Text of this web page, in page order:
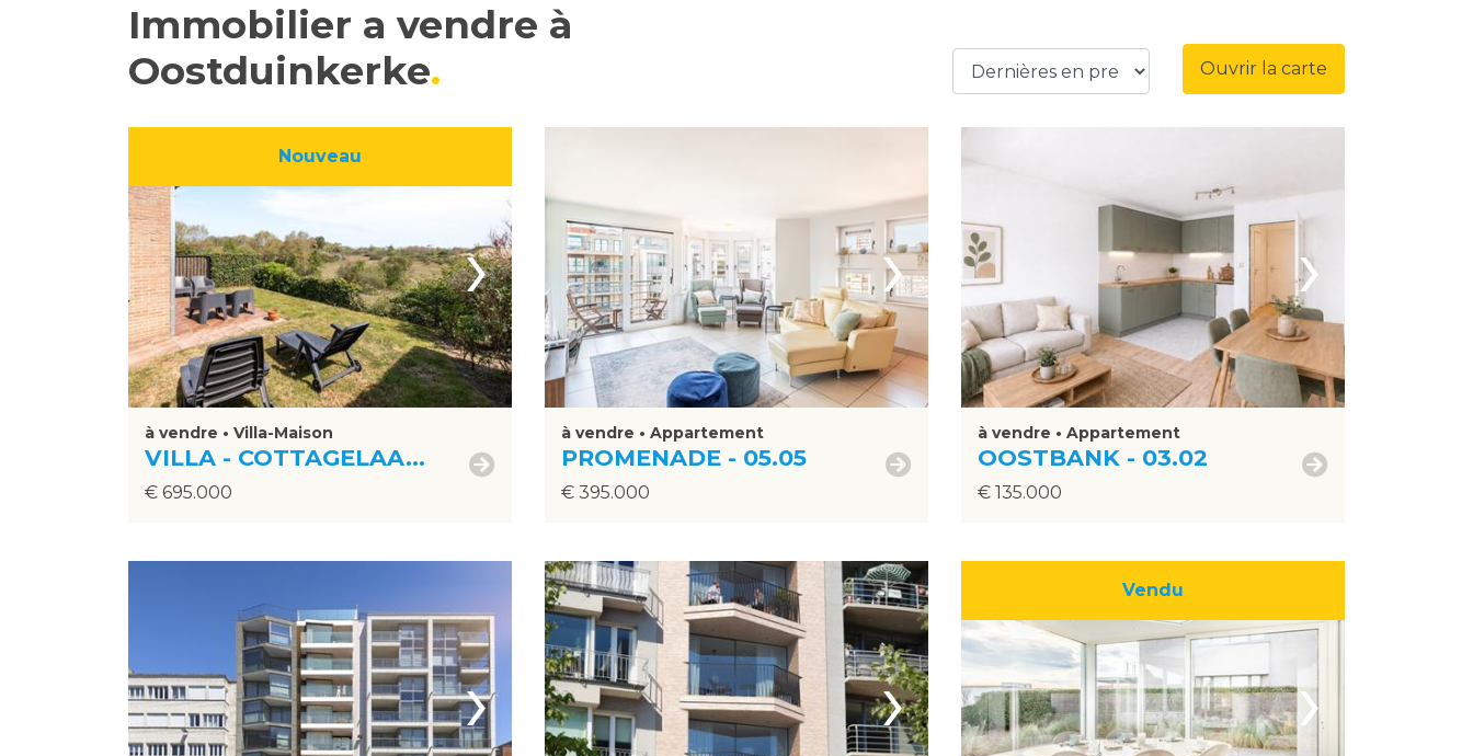
Immobilier a vendre à
Oostduinkerke
Ouvrir la carte
Nouveau
›
à vendre • Villa-Maison
VILLA - COTTAGELAA...
€ 695.000
›
à vendre • Appartement
PROMENADE - 05.05
€ 395.000
›
à vendre • Appartement
OOSTBANK - 03.02
€ 135.000
› ›
Vendu
›